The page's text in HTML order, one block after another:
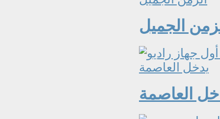
الجميل
العاصمة